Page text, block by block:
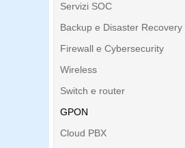
Servizi SOC
Backup e Disaster Recovery
Firewall e Cybersecurity
Wireless
Switch e router
GPON
Cloud PBX